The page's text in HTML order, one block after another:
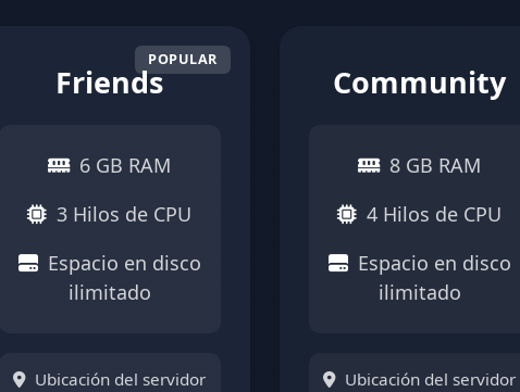
Friends
6 GB RAM
3 Hilos de CPU
Espacio en disco
ilimitado
Ubicación del servidor
Community
8 GB RAM
4 Hilos de CPU
Espacio en disco
ilimitado
Ubicación del servidor